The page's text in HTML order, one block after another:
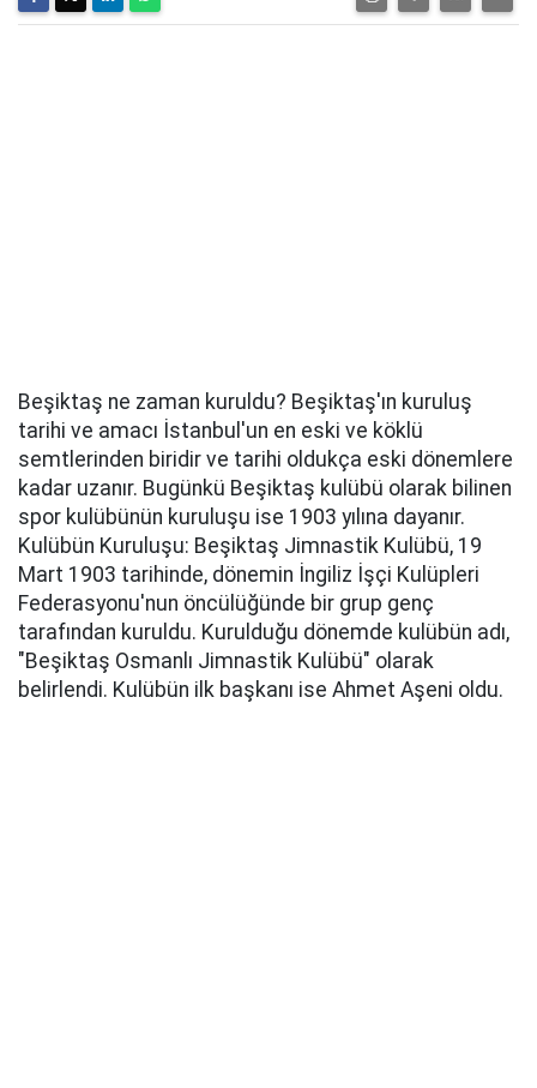
Beşiktaş ne zaman kuruldu? Beşiktaş'ın kuruluş
tarihi ve amacı İstanbul'un en eski ve köklü
semtlerinden biridir ve tarihi oldukça eski dönemlere
kadar uzanır. Bugünkü Beşiktaş kulübü olarak bilinen
spor kulübünün kuruluşu ise 1903 yılına dayanır.
Kulübün Kuruluşu: Beşiktaş Jimnastik Kulübü, 19
Mart 1903 tarihinde, dönemin İngiliz İşçi Kulüpleri
Federasyonu'nun öncülüğünde bir grup genç
tarafından kuruldu. Kurulduğu dönemde kulübün adı,
"Beşiktaş Osmanlı Jimnastik Kulübü" olarak
belirlendi. Kulübün ilk başkanı ise Ahmet Aşeni oldu.